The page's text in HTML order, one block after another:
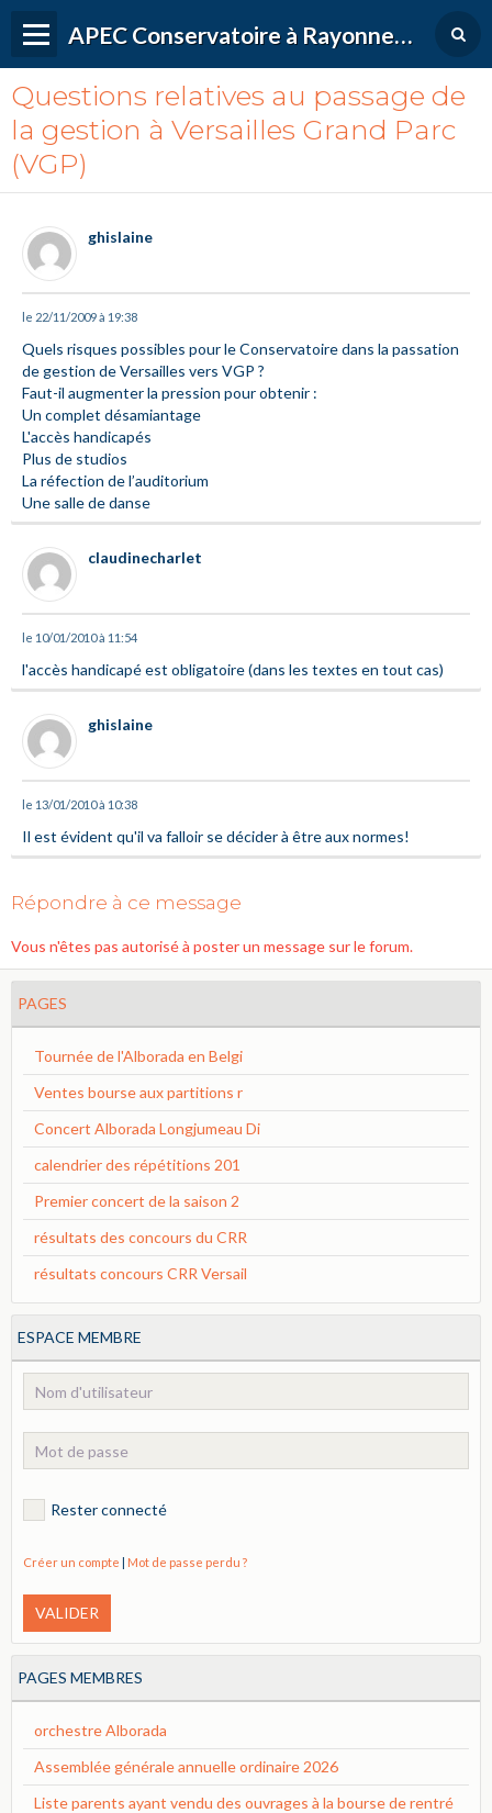
APEC Conservatoire à Rayonnement Régional de Versailles Grand Parc
Questions relatives au passage de
la gestion à Versailles Grand Parc
(VGP)
ghislaine
le 22/11/2009 à 19:38
Quels risques possibles pour le Conservatoire dans la passation
de gestion de Versailles vers VGP ?
Faut-il augmenter la pression pour obtenir :
Un complet désamiantage
L'accès handicapés
Plus de studios
La réfection de l’auditorium
Une salle de danse
claudinecharlet
le 10/01/2010 à 11:54
l'accès handicapé est obligatoire (dans les textes en tout cas)
ghislaine
le 13/01/2010 à 10:38
Il est évident qu'il va falloir se décider à être aux normes!
Répondre à ce message
Vous n'êtes pas autorisé à poster un message sur le forum.
PAGES
Tournée de l'Alborada en Belgi
Ventes bourse aux partitions r
Concert Alborada Longjumeau Di
calendrier des répétitions 201
Premier concert de la saison 2
résultats des concours du CRR
résultats concours CRR Versail
ESPACE MEMBRE
Rester connecté
Créer un compte | Mot de passe perdu ?
VALIDER
PAGES MEMBRES
orchestre Alborada
Assemblée générale annuelle ordinaire 2026
Liste parents ayant vendu des ouvrages à la bourse de rentré